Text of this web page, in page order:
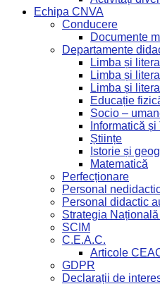
Echipa CNVA
Conducere
Documente
Departamente
Limba și
Limba și
Limba și
Educație
Socio –
Informatică și
Științe
Istorie și
Matematică
Perfecționare
Personal
Personal didactic
Strategia
SCIM
C.E.A.C.
Articole
GDPR
Declarații de